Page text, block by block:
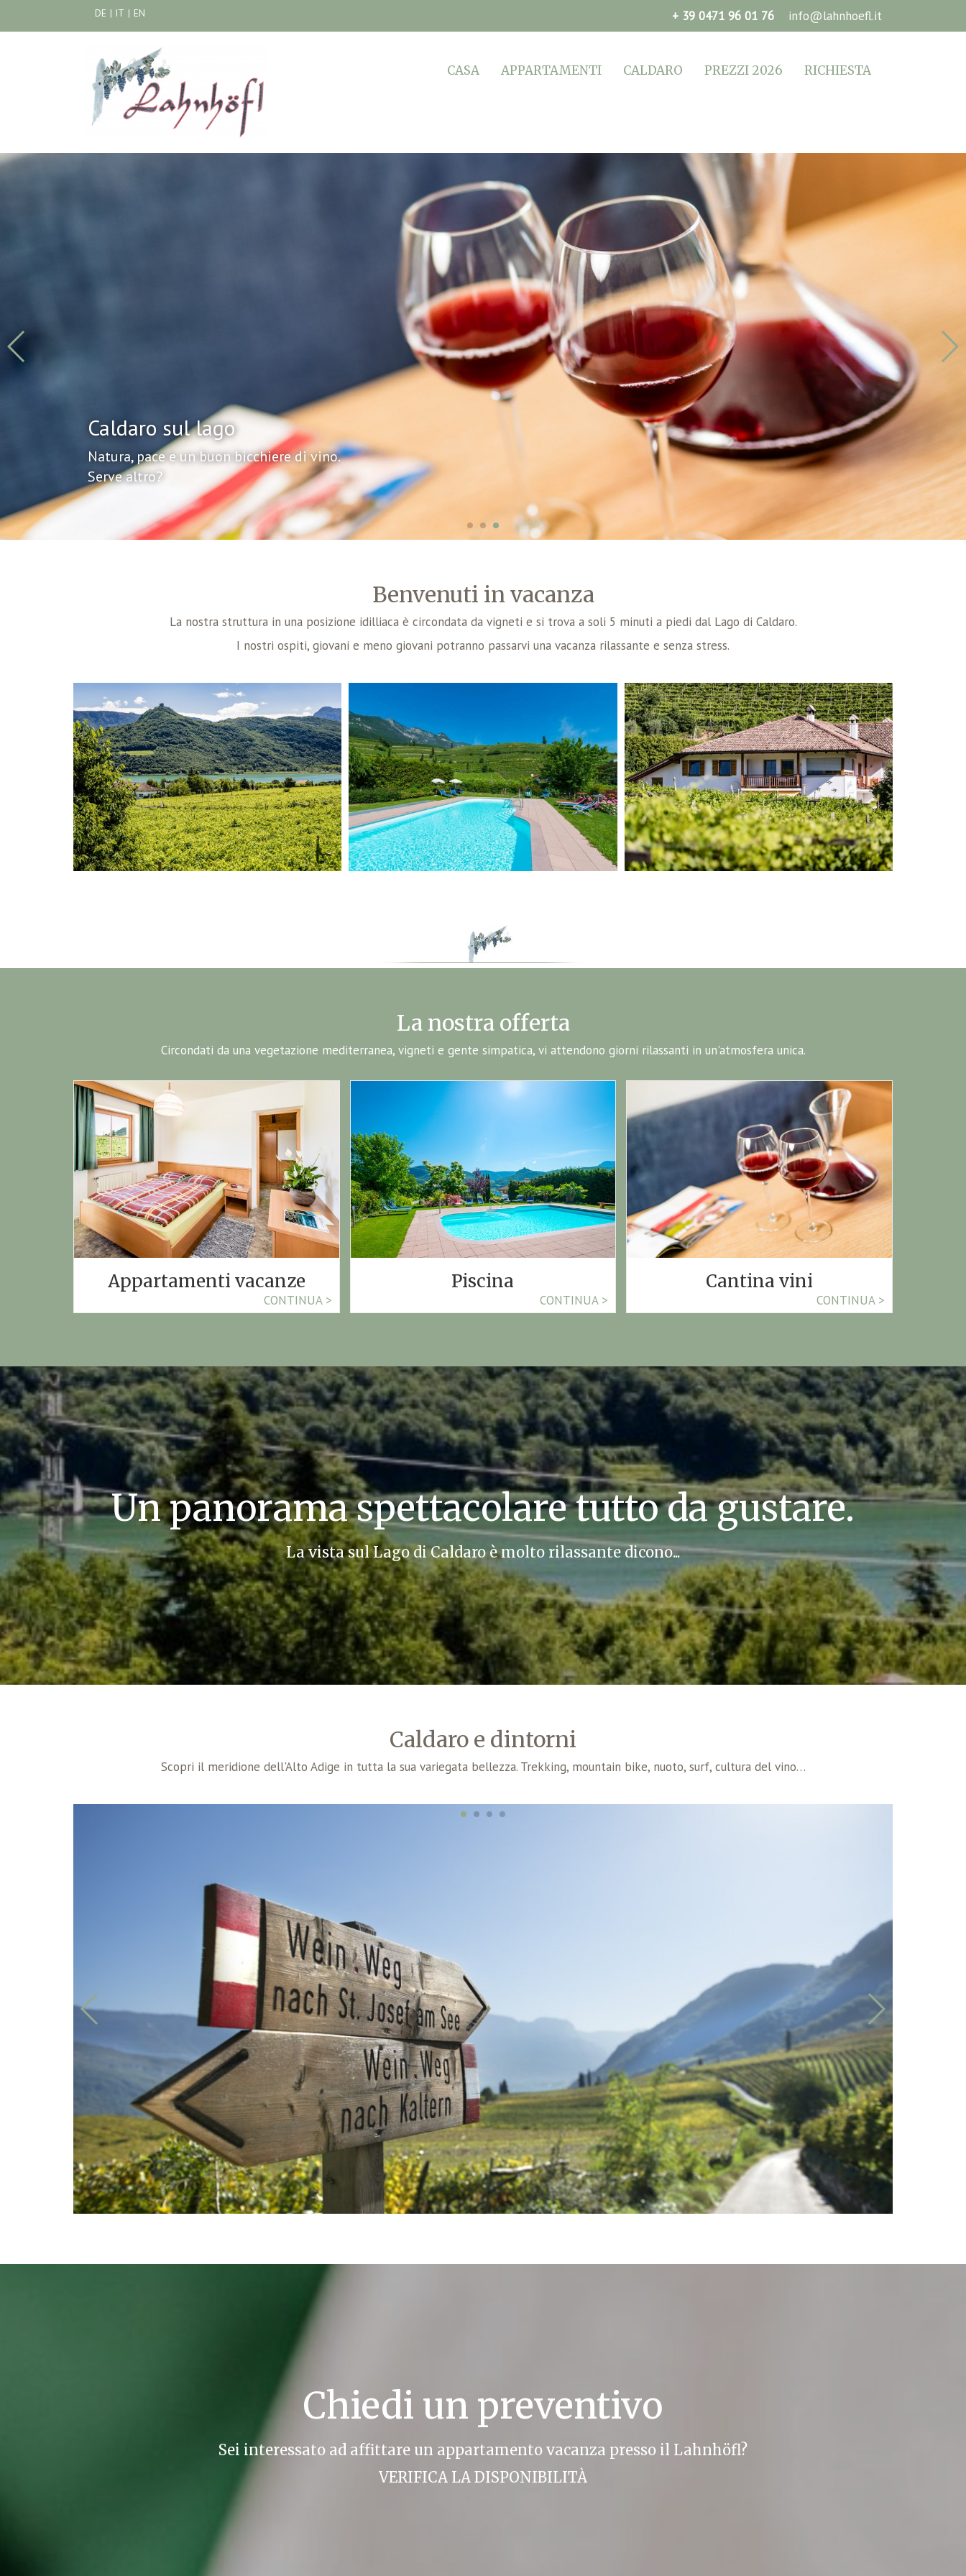
DE | IT | EN + 39 0471 96 01 76 info@lahnhoefl.it
CASA APPARTAMENTI CALDARO PREZZI 2026 RICHIESTA
Caldaro sul lago
Natura, pace e un buon bicchiere di vino.
Serve altro?
Benvenuti in vacanza
La nostra struttura in una posizione idilliaca è circondata da vigneti e si trova a soli 5 minuti a piedi dal Lago di Caldaro.
I nostri ospiti, giovani e meno giovani potranno passarvi una vacanza rilassante e senza stress.
La nostra offerta
Circondati da una vegetazione mediterranea, vigneti e gente simpatica, vi attendono giorni rilassanti in un'atmosfera unica.
Appartamenti vacanze
CONTINUA
Piscina
CONTINUA
Cantina vini
CONTINUA
Un panorama spettacolare tutto da gustare.
La vista sul Lago di Caldaro è molto rilassante dicono...
Caldaro e dintorni
Scopri il meridione dell'Alto Adige in tutta la sua variegata bellezza. Trekking, mountain bike, nuoto, surf, cultura del vino…
Chiedi un preventivo
Sei interessato ad affittare un appartamento vacanza presso il Lahnhöfl?
VERIFICA LA DISPONIBILITÀ